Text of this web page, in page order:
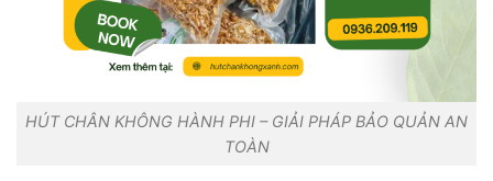
HÚT CHÂN KHÔNG HÀNH PHI – GIẢI PHÁP BẢO QUẢN AN
TOÀN